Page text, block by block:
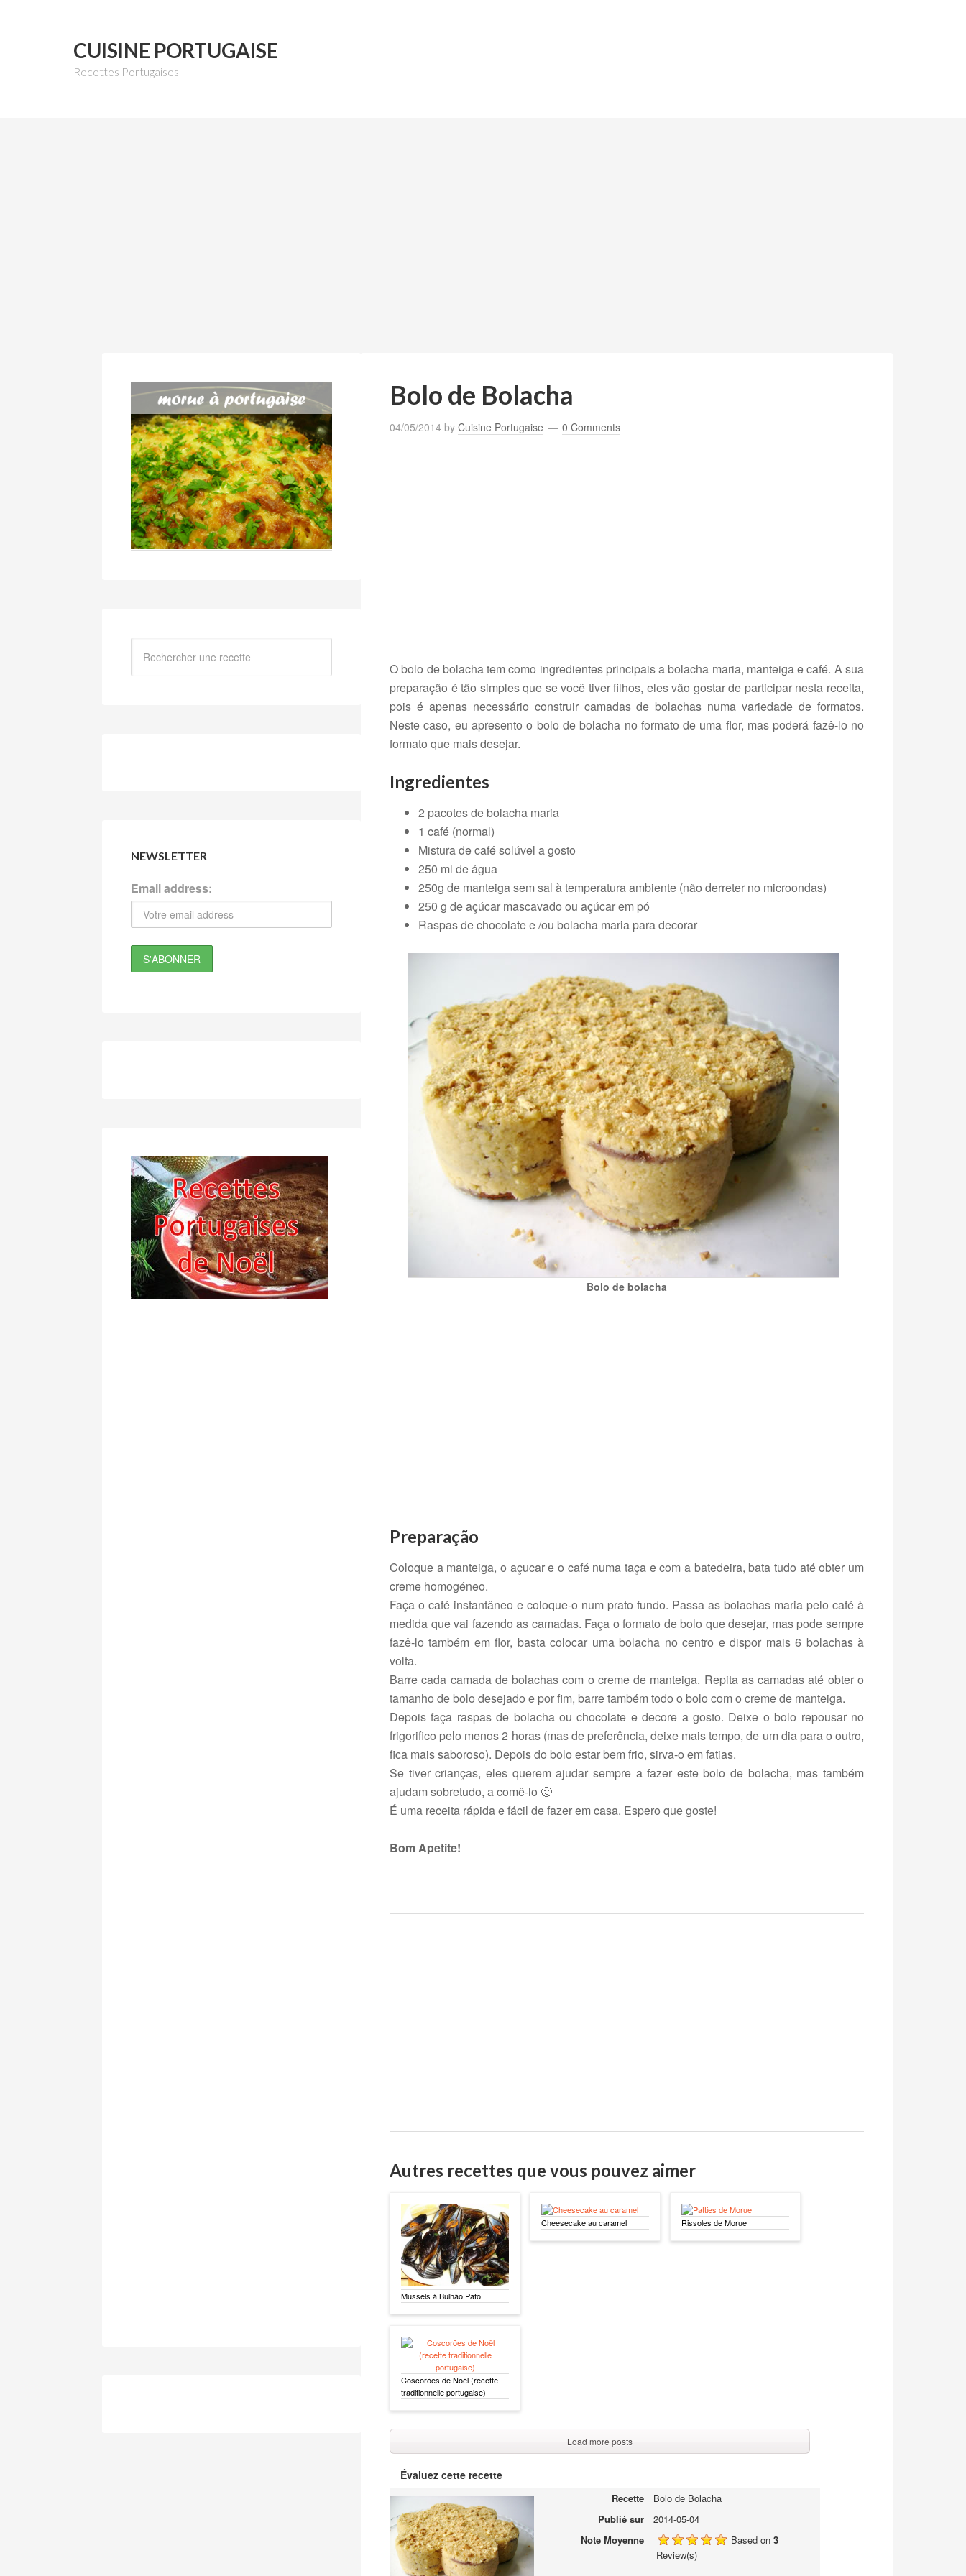
CUISINE PORTUGAISE
Recettes Portugaises
Bolo de Bolacha
04/05/2014 by Cuisine Portugaise 0 Comments
O bolo de bolacha tem como ingredientes principais a bolacha maria, manteiga e café. A sua
preparação é tão simples que se você tiver filhos, eles vão gostar de participar nesta receita,
pois é apenas necessário construir camadas de bolachas numa variedade de formatos.
Neste caso, eu apresento o bolo de bolacha no formato de uma flor, mas poderá fazê-lo no
formato que mais desejar.
Ingredientes
2 pacotes de bolacha maria
1 café (normal)
Mistura de café solúvel a gosto
250 ml de água
250g de manteiga sem sal à temperatura ambiente (não derreter no microondas)
250 g de açúcar mascavado ou açúcar em pó
Raspas de chocolate e /ou bolacha maria para decorar
Bolo de bolacha
Preparação
Coloque a manteiga, o açucar e o café numa taça e com a batedeira, bata tudo até obter um
creme homogéneo.
Faça o café instantâneo e coloque-o num prato fundo. Passa as bolachas maria pelo café à
medida que vai fazendo as camadas. Faça o formato de bolo que desejar, mas pode sempre
fazê-lo também em flor, basta colocar uma bolacha no centro e dispor mais 6 bolachas à
volta.
Barre cada camada de bolachas com o creme de manteiga. Repita as camadas até obter o
tamanho de bolo desejado e por fim, barre também todo o bolo com o creme de manteiga.
Depois faça raspas de bolacha ou chocolate e decore a gosto. Deixe o bolo repousar no
frigorifico pelo menos 2 horas (mas de preferência, deixe mais tempo, de um dia para o outro,
fica mais saboroso). Depois do bolo estar bem frio, sirva-o em fatias.
Se tiver crianças, eles querem ajudar sempre a fazer este bolo de bolacha, mas também
ajudam sobretudo, a comê-lo 🙂
É uma receita rápida e fácil de fazer em casa. Espero que goste!
Bom Apetite!
Autres recettes que vous pouvez aimer
Mussels à Bulhão Pato
Coscorões de Noël (recette
traditionnelle portugaise)
Cheesecake au caramel Rissoles de Morue
Load more posts
Évaluez cette recette
Recette
Bolo de Bolacha
Publié sur
2014-05-04
Note Moyenne
Based on 3
Review(s)
NEWSLETTER
Email address: